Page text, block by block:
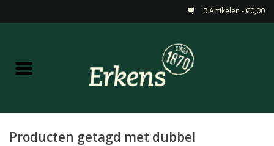
0 Artikelen - €0,00
Home
Producten getagd met dubbel